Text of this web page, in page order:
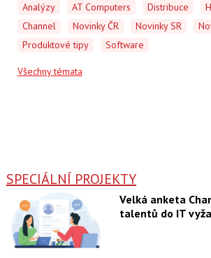
Analýzy AT Computers Distribuce
Channel
Novinky ČR Novinky SR
Produktové tipy
Software
Všechny témata
SPECIÁLNÍ PROJEKTY
Velká anketa
talentů do IT